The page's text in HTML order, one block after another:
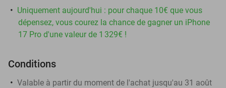
Uniquement aujourd'hui : pour chaque 10€ que vous
dépensez, vous courez la chance de gagner un iPhone
17 Pro d'une valeur de 1 329€ !
Conditions
Valable à partir du moment de l'achat jusqu'au 31 août